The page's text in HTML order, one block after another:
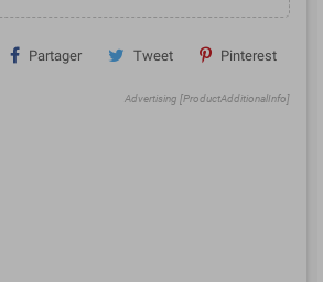
Partager Tweet Pinterest
Advertising [ProductAdditionalInfo]